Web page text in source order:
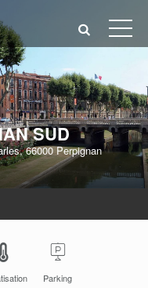
SUD
66000 Perpignan
Parking